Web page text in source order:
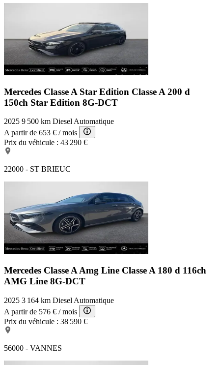
Mercedes Classe A Star Edition Classe A 200 d
150ch Star Edition 8G-DCT
2025 9 500 km Diesel Automatique
A partir de 653 € / mois
Prix du véhicule : 43 290 €
22000 - ST BRIEUC
Mercedes Classe A Amg Line Classe A 180 d 116ch
AMG Line 8G-DCT
2025 3 164 km Diesel Automatique
A partir de 576 € / mois
Prix du véhicule : 38 590 €
56000 - VANNES